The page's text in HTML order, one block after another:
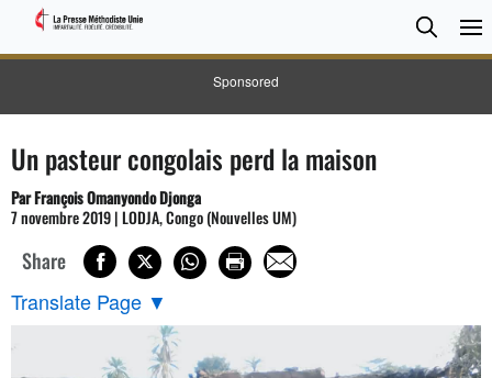
Sponsored
Search
Un pasteur congolais perd la maison
Par François Omanyondo Djonga
7 novembre 2019 | LODJA, Congo (Nouvelles UM)
Share
Translate Page ▼